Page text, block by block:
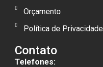
Orçamento
Política de Privacidade
Contato
Telefones: